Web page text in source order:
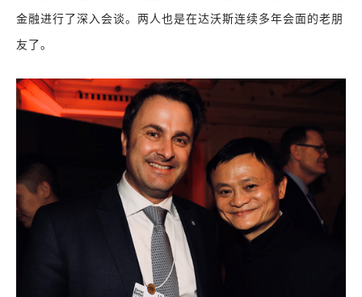
金融进行了深入会谈。两人也是在达沃斯连续多年会面的老朋
友了。